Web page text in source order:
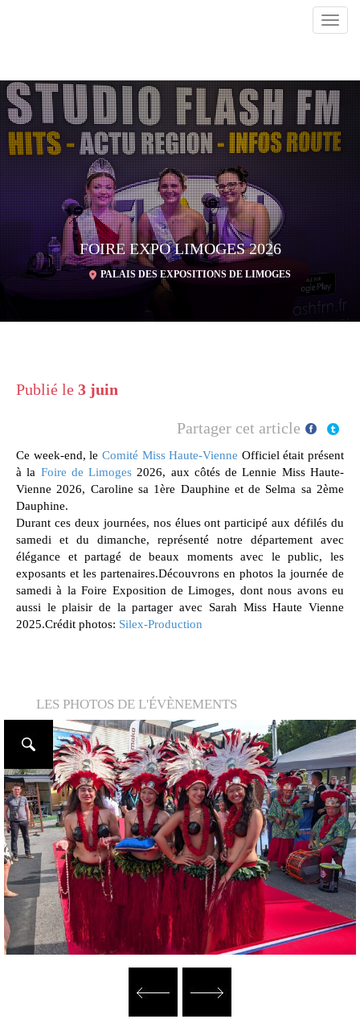
FOIRE EXPO LIMOGES 2026
PALAIS DES EXPOSITIONS DE LIMOGES
Publié le 3 juin
Partager cet article
Ce week-end, le Comité Miss Haute-Vienne Officiel était présent
à la Foire de Limoges 2026, aux côtés de Lennie Miss Haute-
Vienne 2026, Caroline sa 1ère Dauphine et de Selma sa 2ème
Dauphine.
Durant ces deux journées, nos élues ont participé aux défilés du
samedi et du dimanche, représenté notre département avec
élégance et partagé de beaux moments avec le public, les
exposants et les partenaires.Découvrons en photos la journée de
samedi à la Foire Exposition de Limoges, dont nous avons eu
aussi le plaisir de la partager avec Sarah Miss Haute Vienne
2025.Crédit photos: Silex-Production
LES PHOTOS DE L'ÉVÈNEMENTS